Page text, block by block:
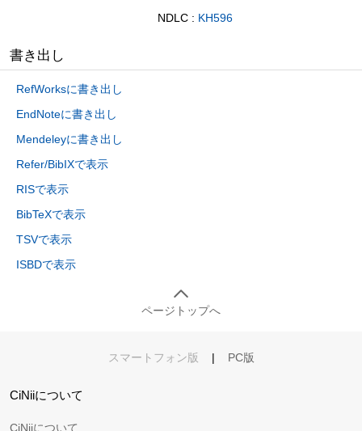
NDLC : KH596
書き出し
RefWorksに書き出し
EndNoteに書き出し
Mendeleyに書き出し
Refer/BibIXで表示
RISで表示
BibTeXで表示
TSVで表示
ISBDで表示
ページトップへ
スマートフォン版 | PC版
CiNiiについて
CiNiiについて